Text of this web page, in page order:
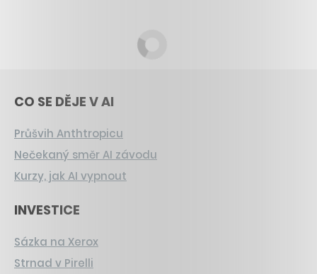
CO SE DĚJE V AI
Průšvih Anthtropicu
Nečekaný směr AI závodu
Kurzy, jak AI vypnout
INVESTICE
Sázka na Xerox
Strnad v Pirelli